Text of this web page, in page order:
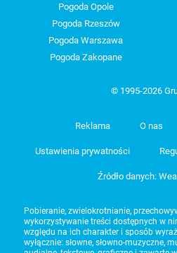
Pogoda Opole
Pogoda Rzeszów
Pogoda Warszawa
Pogoda Zakopane
© 1995-2026
Reklama O nas
Ustawienia prywatności
Źródło danych:
Pobieranie, zwielokrotnianie,
wykorzystywanie treści dostępnych w
względu na ich charakter i sposób
wyłącznie: słowne, słowno-muzyczne,